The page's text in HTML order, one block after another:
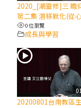
2025/
樂會
(9完
匝凱
(8)黃
降生
2020_[潮靈修]三 瞻
第二集 潛移默化(從
0 位瀏覽
成長與學習
20200801台南教區